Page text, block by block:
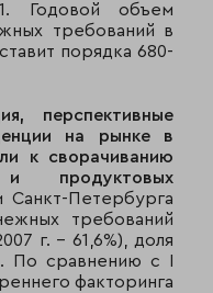
Годовой объем
требований в
порядка 680-
перспективные
на рынке в
к сворачиванию
и продуктовых
Петербурга
требований
г. - 61,6%), доля
По сравнению с I
факторинга